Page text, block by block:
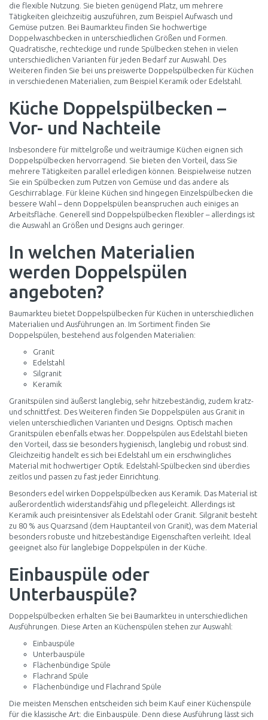
die flexible Nutzung. Sie bieten genügend Platz, um mehrere
Tätigkeiten gleichzeitig auszuführen, zum Beispiel Aufwasch und
Gemüse putzen. Bei Baumarkteu finden Sie hochwertige
Doppelwaschbecken in unterschiedlichen Größen und Formen.
Quadratische, rechteckige und runde Spülbecken stehen in vielen
unterschiedlichen Varianten für jeden Bedarf zur Auswahl. Des
Weiteren finden Sie bei uns preiswerte Doppelspülbecken für Küchen
in verschiedenen Materialien, zum Beispiel Keramik oder Edelstahl.
Küche Doppelspülbecken –
Vor- und Nachteile
Insbesondere für mittelgroße und weiträumige Küchen eignen sich
Doppelspülbecken hervorragend. Sie bieten den Vorteil, dass Sie
mehrere Tätigkeiten parallel erledigen können. Beispielweise nutzen
Sie ein Spülbecken zum Putzen von Gemüse und das andere als
Geschirrablage. Für kleine Küchen sind hingegen Einzelspülbecken die
bessere Wahl – denn Doppelspülen beanspruchen auch einiges an
Arbeitsfläche. Generell sind Doppelspülbecken flexibler – allerdings ist
die Auswahl an Größen und Designs auch geringer.
In welchen Materialien
werden Doppelspülen
angeboten?
Baumarkteu bietet Doppelspülbecken für Küchen in unterschiedlichen
Materialien und Ausführungen an. Im Sortiment finden Sie
Doppelspülen, bestehend aus folgenden Materialien:
Granit
Edelstahl
Silgranit
Keramik
Granitspülen sind äußerst langlebig, sehr hitzebeständig, zudem kratz-
und schnittfest. Des Weiteren finden Sie Doppelspülen aus Granit in
vielen unterschiedlichen Varianten und Designs. Optisch machen
Granitspülen ebenfalls etwas her. Doppelspülen aus Edelstahl bieten
den Vorteil, dass sie besonders hygienisch, langlebig und robust sind.
Gleichzeitig handelt es sich bei Edelstahl um ein erschwingliches
Material mit hochwertiger Optik. Edelstahl-Spülbecken sind überdies
zeitlos und passen zu fast jeder Einrichtung.
Besonders edel wirken Doppelspülbecken aus Keramik. Das Material ist
außerordentlich widerstandsfähig und pflegeleicht. Allerdings ist
Keramik auch preisintensiver als Edelstahl oder Granit. Silgranit besteht
zu 80 % aus Quarzsand (dem Hauptanteil von Granit), was dem Material
besonders robuste und hitzebeständige Eigenschaften verleiht. Ideal
geeignet also für langlebige Doppelspülen in der Küche.
Einbauspüle oder
Unterbauspüle?
Doppelspülbecken erhalten Sie bei Baumarkteu in unterschiedlichen
Ausführungen. Diese Arten an Küchenspülen stehen zur Auswahl:
Einbauspüle
Unterbauspüle
Flächenbündige Spüle
Flachrand Spüle
Flächenbündige und Flachrand Spüle
Die meisten Menschen entscheiden sich beim Kauf einer Küchenspüle
für die klassische Art: die Einbauspüle. Denn diese Ausführung lässt sich